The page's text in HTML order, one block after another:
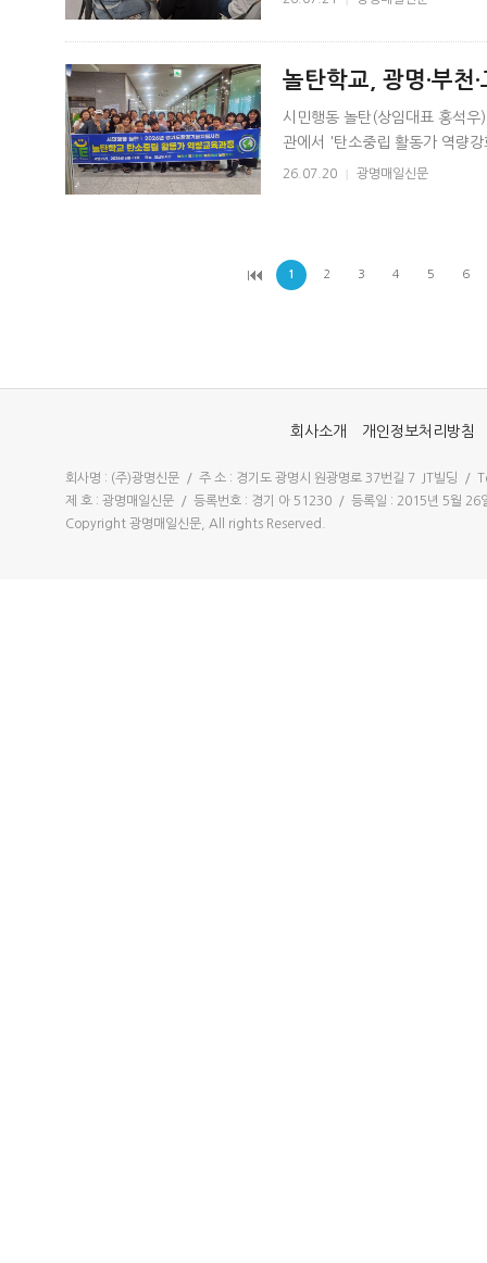
놀탄학교, 광명·부천
교육 실시
시민행동 놀탄(상임대표 홍석
관에서 '탄소중립 활동가 역량
으로 진행되는 이번 교육에는 광
26.07.20 | 광명매일신문
1 2 3 4 5 6
회사소개 개인정보처리방침
회사명 : (주)광명신문 / 주 소 : 경기도 광명시 원광명로 37번길 7 JT빌딩
제 호 : 광명매일신문 / 등록번호 : 경기 아 51230 / 등록일 : 2015년 5월
Copyright 광명매일신문, All rights Reserved.